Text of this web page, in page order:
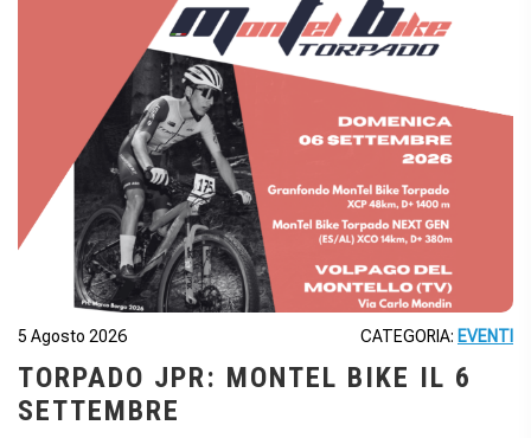
5 Agosto 2026 CATEGORIA: EVENTI
TORPADO JPR: MONTEL BIKE IL 6
SETTEMBRE